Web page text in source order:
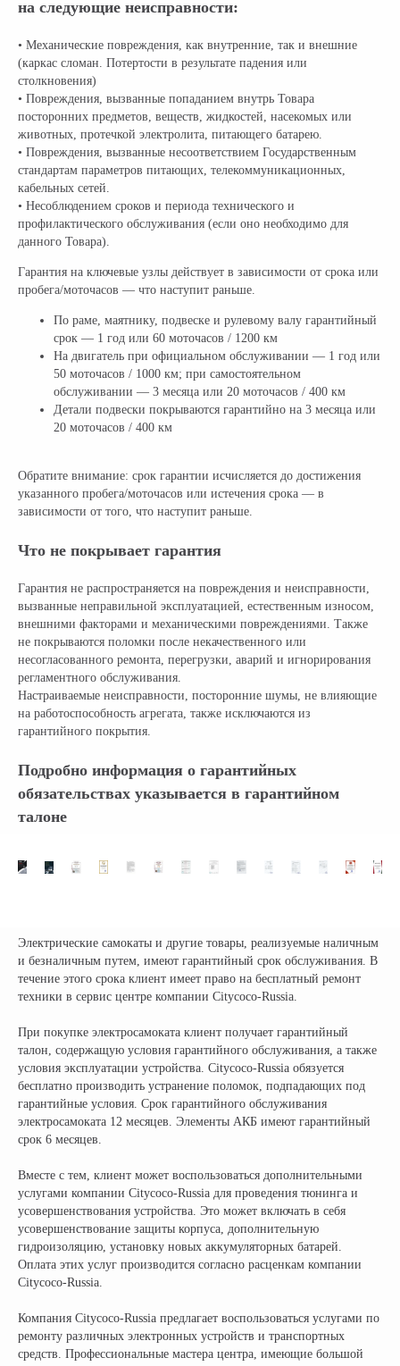
на следующие неисправности:
• Механические повреждения, как внутренние, так и внешние
(каркас сломан. Потертости в результате падения или
столкновения)
• Повреждения, вызванные попаданием внутрь Товара
посторонних предметов, веществ, жидкостей, насекомых или
животных, протечкой электролита, питающего батарею.
• Повреждения, вызванные несоответствием Государственным
стандартам параметров питающих, телекоммуникационных,
кабельных сетей.
• Несоблюдением сроков и периода технического и
профилактического обслуживания (если оно необходимо для
данного Товара).
Гарантия на ключевые узлы действует в зависимости от срока или
пробега/моточасов — что наступит раньше.
По раме, маятнику, подвеске и рулевому валу гарантийный
срок — 1 год или 60 моточасов / 1200 км
На двигатель при официальном обслуживании — 1 год или
50 моточасов / 1000 км; при самостоятельном
обслуживании — 3 месяца или 20 моточасов / 400 км
Детали подвески покрываются гарантийно на 3 месяца или
20 моточасов / 400 км
Обратите внимание: срок гарантии исчисляется до достижения
указанного пробега/моточасов или истечения срока — в
зависимости от того, что наступит раньше.
Что не покрывает гарантия
Гарантия не распространяется на повреждения и неисправности,
вызванные неправильной эксплуатацией, естественным износом,
внешними факторами и механическими повреждениями. Также
не покрываются поломки после некачественного или
несогласованного ремонта, перегрузки, аварий и игнорирования
регламентного обслуживания.
Настраиваемые неисправности, посторонние шумы, не влияющие
на работоспособность агрегата, также исключаются из
гарантийного покрытия.
Подробно информация о гарантийных
обязательствах указывается в гарантийном
талоне
Электрические самокаты и другие товары, реализуемые наличным
и безналичным путем, имеют гарантийный срок обслуживания. В
течение этого срока клиент имеет право на бесплатный ремонт
техники в сервис центре компании Citycoco-Russia.
При покупке электросамоката клиент получает гарантийный
талон, содержащую условия гарантийного обслуживания, а также
условия эксплуатации устройства. Citycoco-Russia обязуется
бесплатно производить устранение поломок, подпадающих под
гарантийные условия. Срок гарантийного обслуживания
электросамоката 12 месяцев. Элементы АКБ имеют гарантийный
срок 6 месяцев.
Вместе с тем, клиент может воспользоваться дополнительными
услугами компании Citycoco-Russia для проведения тюнинга и
усовершенствования устройства. Это может включать в себя
усовершенствование защиты корпуса, дополнительную
гидроизоляцию, установку новых аккумуляторных батарей.
Оплата этих услуг производится согласно расценкам компании
Citycoco-Russia.
Компания Citycoco-Russia предлагает воспользоваться услугами по
ремонту различных электронных устройств и транспортных
средств. Профессиональные мастера центра, имеющие большой
Главная
Возврат
Электроскутеры
Электросамокаты
брендов электротранспорта
Доставка
КОМПАНИЯ: РАЗДЕЛЫ КАТАЛОГА: